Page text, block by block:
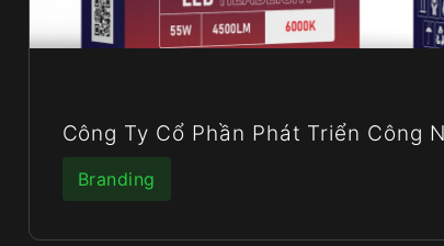
Công Ty Cổ Phần Phát Triển Công
Branding